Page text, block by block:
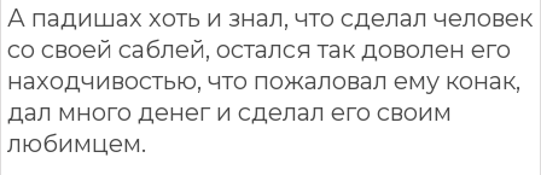
А падишах хоть и знал, что сделал человек
со своей саблей, остался так доволен его
находчивостью, что пожаловал ему конак,
дал много денег и сделал его своим
любимцем.